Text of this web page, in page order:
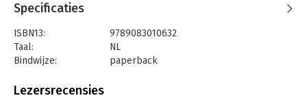
verrassingen en inspiratie.
IN DIT BOEK LEES JE OOK OVER
- een relaxte route dwars door de Morvan naar het zuidwesten;
- roadtrips om ter plekke nog meer te zien en te genieten;
- tips van locals om lekker te eten en wijn te proeven;
Specificaties
ISBN13:
9789083010632
Taal:
NL
Bindwijze:
paperback
Uitgever:
Lezersrecensies